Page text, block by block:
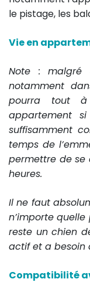
le pistage, les
Vie en
Note : malgré
notamment
pourra tout
appartement
suffisamment
temps de
permettre de se
heures.
Il ne faut
n’importe
reste un chien
actif et a besoin
Compatibilité